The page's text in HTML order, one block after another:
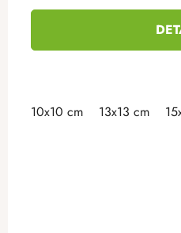
10x10 cm 13x13 cm